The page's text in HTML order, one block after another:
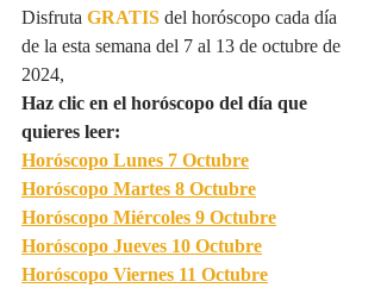
Disfruta GRATISdel horóscopo cada día
de la esta semana del 7 al 13 de octubre de
2024,
Haz clic en el horóscopo del día que
quieres leer:
Horóscopo Lunes 7 Octubre
Horóscopo Martes 8 Octubre
Horóscopo Miércoles 9 Octubre
Horóscopo Jueves 10 Octubre
Horóscopo Viernes 11 Octubre